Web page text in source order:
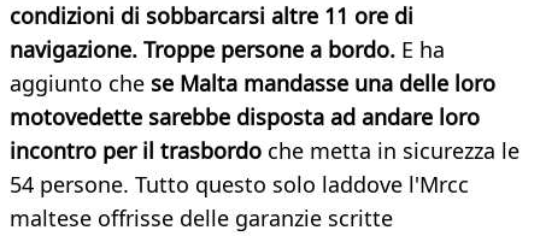
condizioni di sobbarcarsi altre 11 ore di
navigazione. Troppe persone a bordo. E ha
aggiunto che se Malta mandasse una delle loro
motovedette sarebbe disposta ad andare loro
incontro per il trasbordo che metta in sicurezza le
54 persone. Tutto questo solo laddove l'Mrcc
maltese offrisse delle garanzie scritte